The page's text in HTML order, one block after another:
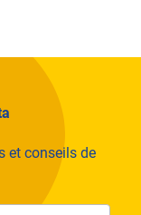
et conseils de